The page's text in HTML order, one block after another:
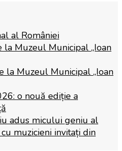
al României
Muzeul Municipal „Ioan
la Muzeul Municipal „Ioan
o nouă ediție a
adus micului geniu al
muzicieni invitați din